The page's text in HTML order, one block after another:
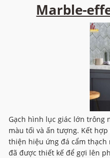
Marble-
Gạch hình lục giác lớn trông
màu tối và ấn tượng. Kết
thiện hiệu ứng đá cẩm
đã được thiết kế để gợi lên